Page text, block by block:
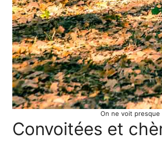
On ne voit
Convoitées et